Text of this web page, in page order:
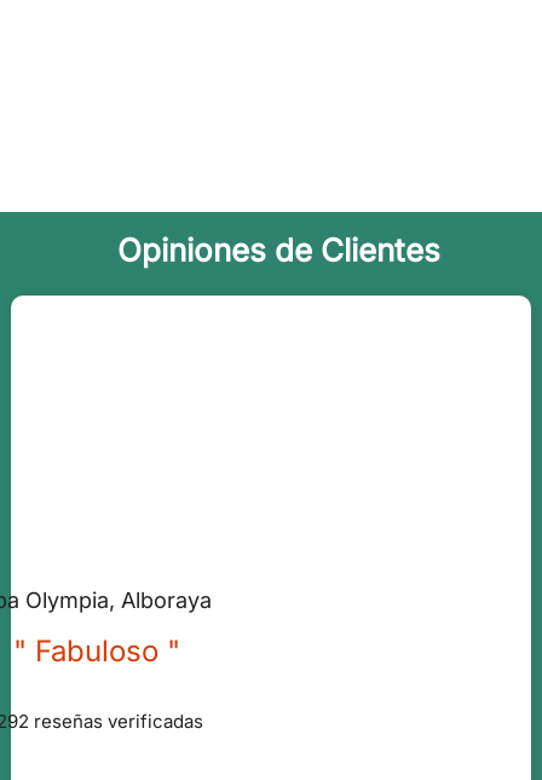
Opiniones de Clientes
Olympia, Alboraya
" Fabuloso "
reseñas verificadas